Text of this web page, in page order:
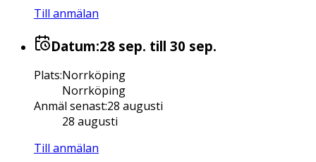
Till anmälan
Datum:28 sep. till 30 sep.
Plats:Norrköping
Norrköping
Anmäl senast:28 augusti
28 augusti
Till anmälan